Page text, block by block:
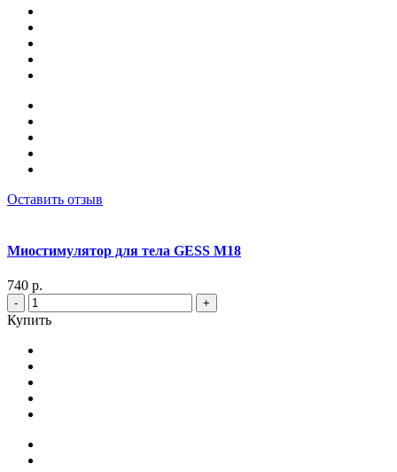
Оставить отзыв
Миостимулятор для тела GESS M18
740 р.
- +
Купить